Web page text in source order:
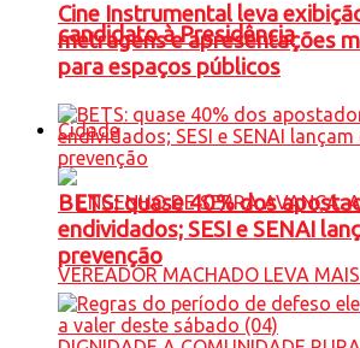
candidato à Presidência
Cidade
Cine Instrumental leva
metragens e apresentações
para espaços públicos
BETS: quase 40% dos
endividados; SESI e SENAI
prevenção